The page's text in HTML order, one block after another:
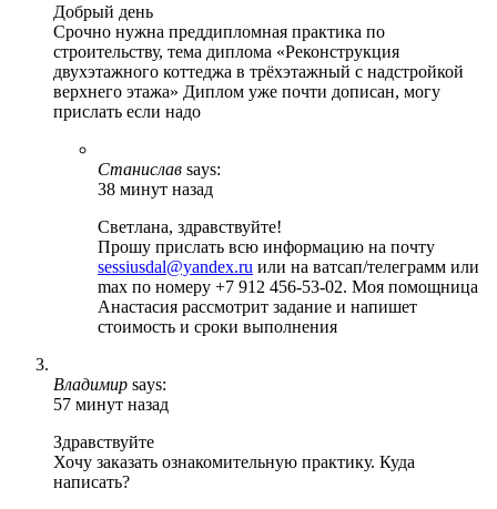
Добрый день
Срочно нужна преддипломная практика по
строительству, тема диплома «Реконструкция
двухэтажного коттеджа в трёхэтажный с надстройкой
верхнего этажа» Диплом уже почти дописан, могу
прислать если надо
Станислав says:
38 минут назад
Светлана, здравствуйте!
Прошу прислать всю информацию на почту
sessiusdal@yandex.ru или на ватсап/телеграмм или
max по номеру +7 912 456-53-02. Моя помощница
Анастасия рассмотрит задание и напишет
стоимость и сроки выполнения
Владимир says:
57 минут назад
Здравствуйте
Хочу заказать ознакомительную практику. Куда
написать?